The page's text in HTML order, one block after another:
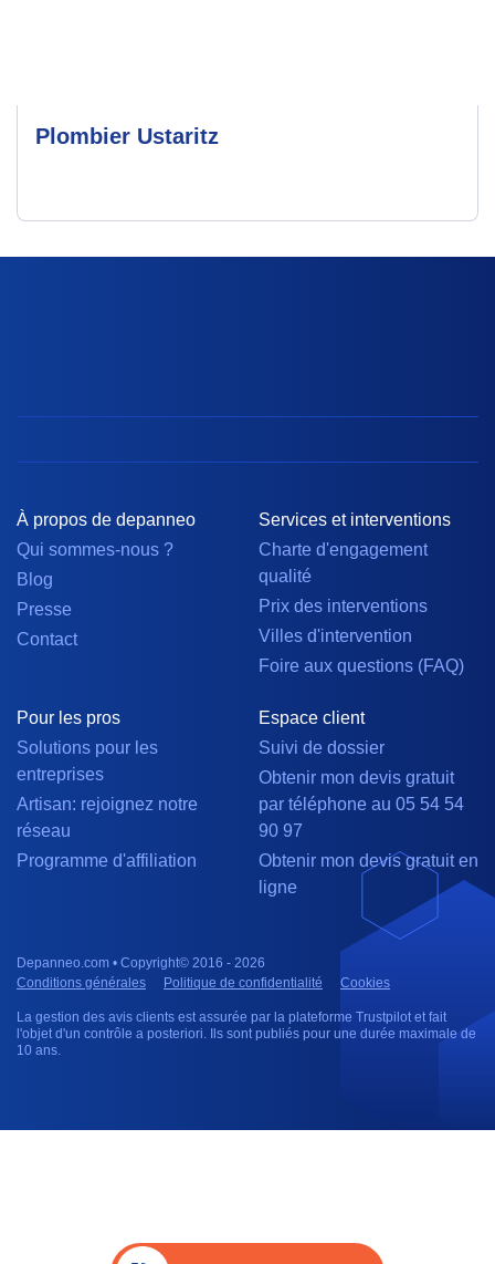
Plombier Ustaritz
À propos de depanneo
Qui sommes-nous ?
Blog
Presse
Contact
Services et interventions
Charte d'engagement
qualité
Prix des interventions
Villes d'intervention
Foire aux questions (FAQ)
Pour les pros
Solutions pour les
entreprises
Artisan: rejoignez notre
réseau
Programme d'affiliation
Espace client
Suivi de dossier
Obtenir mon devis gratuit
par téléphone au 05 54 54
90 97
Obtenir mon devis gratuit en
ligne
Depanneo.com • Copyright© 2016 - 2026
Conditions générales
Politique de confidentialité Cookies
La gestion des avis clients est assurée par la plateforme Trustpilot et fait
l'objet d'un contrôle a posteriori. Ils sont publiés pour une durée maximale de
10 ans.